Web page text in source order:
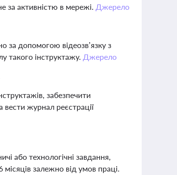
за активністю в мережі. Джерело
за допомогою відеозв’язку з
такого інструктажу. Джерело
забезпечити
журнал реєстрації
або технологічні завдання,
залежно від умов праці.